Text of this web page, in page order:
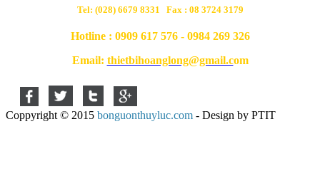
Tel: (028) 6679 8331 Fax : 08 3724 3179
Hotline : 0909 617 576 - 0984 269 326
Email: thietbihoanglong@gmail.com
Coppyright © 2015 bonguonthuyluc.com - Design by PTIT